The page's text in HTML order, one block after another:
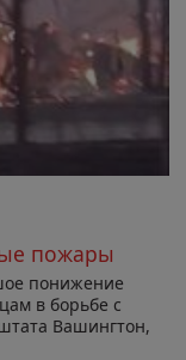
пожары
понижение
в борьбе с
Вашингтон,